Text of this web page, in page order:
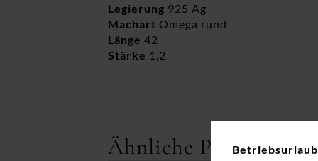
Legierung 925 Ag
Machart Omega rund
Länge 42
Stärke 1,2
Ähnliche Produkte
Betriebsurlaub